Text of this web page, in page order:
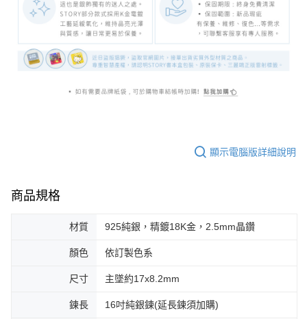
顯示電腦版詳細說明
商品規格
材質 925純銀，精鍍18K金，2.5mm晶鑽
顏色 依訂製色系
尺寸 主墜約17x8.2mm
鍊長 16吋純銀鍊(延長鍊須加購)